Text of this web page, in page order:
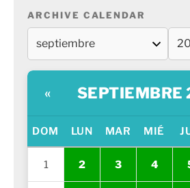
ARCHIVE CALENDAR
«
DOM LUN MAR MIÉ
1 2 3 4